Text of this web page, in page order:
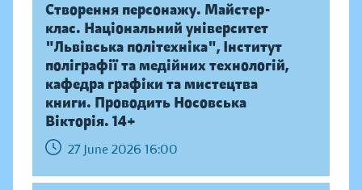
Створення персонажу. Майстер-
клас. Національний університет
"Львівська політехніка", Інститут
поліграфії та медійних технологій,
кафедра графіки та мистецтва
книги. Проводить Носовська
Вікторія. 14+
27 June 2026 16:00